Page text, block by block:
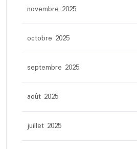
novembre 2025
octobre 2025
septembre 2025
août 2025
juillet 2025